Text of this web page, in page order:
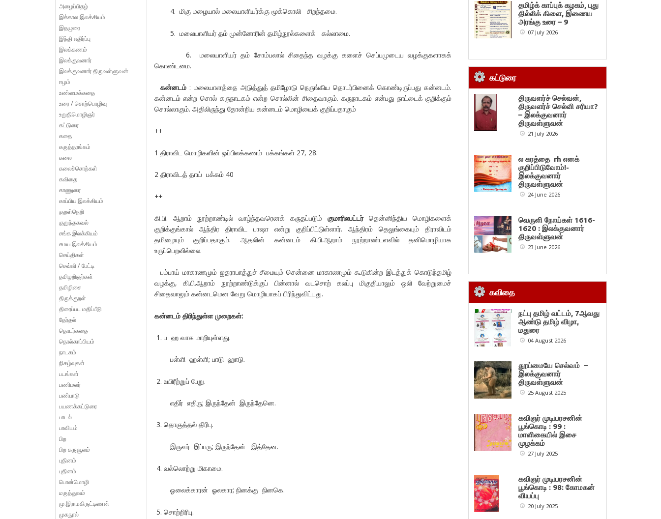
4. மிகு மழையால் மலையாளியர்க்கு மூக்கொலி சிறந்தமை.
5. மலையாளியர் தம் முன்னோரின் தமிழ்நூல்களைக் கல்லாமை.
6. மலையாளியர் தம் சோம்பலால் சிதைந்த வழக்கு களைச் செப்பமுடைய வழக்குகளாகக்
கொண்டமை.
கன்னடம்: மலையாளத்தை அடுத்துத் தமிழோடு நெருங்கிய தொடர்பினைக் கொண்டிருப்பது கன்னடம்.
கன்னடம் என்ற சொல் கருநாடகம் என்ற சொல்லின் சிதைவாகும். கருநாடகம் என்பது நாட்டைக் குறிக்கும்
சொல்லாகும். அதிலிருந்து தோன்றிய கன்னடம் மொழியைக் குறிப்பதாகும்
++
1 திராவிட மொழிகளின் ஒப்பிலக்கணம் பக்கங்கள் 27, 28.
2 திராவிடத் தாய் பக்கம் 40
++
கி.பி. ஆறாம் நூற்றாண்டில் வாழ்ந்தவரெனக் கருதப்படும்குமாரிலபட்டர்தென்னிந்திய மொழிகளைக்
குறிக்குங்கால் ஆந்திர திராவிட பாஷா என்று குறிப்பிட்டுள்ளார். ஆந்திரம் தெலுங்கையும் திராவிடம்
தமிழையும் குறிப்பதாகும். ஆதலின் கன்னடம் கி.பி.ஆறாம் நூற்றாண்டளவில் தனிமொழியாக
உருப்பெறவில்லை.
பம்பாய் மாகாணமும் ஐதராபாத்துச் சீமையும் சென்னை மாகாணமும் கூடுகின்ற இடத்துக் கொடுந்தமிழ்
வழக்கு, கி.பி.ஆறாம் நூற்றாண்டுக்குப் பின்னால் வடசொற் கலப்பு மிகுதியாலும் ஒலி வேற்றுமைச்
சிதைவாலும் கன்னடமென வேறு மொழியாகப் பிரிந்துவிட்டது.
கன்னடம் திரிந்துள்ள முறைகள்:
1. ப ஹ வாக மாறியுள்ளது.
பள்ளி ஹள்ளி; பாடு ஹாடு.
2. உயிரீற்றுப் பேறு.
எதிர் எதிரு; இருந்தேன் இருந்தேனெ.
3. தொகுத்தல் திரிபு.
இருவர் இப்பரு; இருந்தேன் இத்தேன.
4. வல்லொற்று மிகாமை.
ஓலைக்காரன் ஓலகார; நினக்கு நினகெ.
5. சொற்றிரிபு.
அழைப்பிதழ்
இக்கால இலக்கியம்
இதழுரை
இந்தி எதிர்ப்பு
இலக்கணம்
இலக்குவனார்
இலக்குவனார் திருவள்ளுவன்
ஈழம்
உண்மைக்கதை
உரை / சொற்பொழிவு
உறுதிமொழிஞர்
கட்டுரை
கதை
கருத்தரங்கம்
கலை
கலைச்சொற்கள்
கவிதை
காணுரை
காப்பிய இலக்கியம்
குறள்நெறி
குறுந்தகவல்
சங்க இலக்கியம்
சமய இலக்கியம்
செய்திகள்
செவ்வி / பேட்டி
தமிழறிஞர்கள்
தமிழிசை
திருக்குறள்
திரைப்பட மதிப்பீடு
தேர்தல்
தொடர்கதை
தொல்காப்பியம்
நாடகம்
நிகழ்வுகள்
படங்கள்
பணிமலர்
பண்பாடு
பயணக்கட்டுரை
பாடல்
பாவியம்
பிற
பிற கருவூலம்
புதினம்
புதினம்
பொன்மொழி
மருத்துவம்
மு.இராமகிருட்டிணன்
முகநூல்
தமிழ்க் காப்புக் கழகம், புது
தில்லிக் கிளை, இணைய
அரங்கு உரை – 9
07 July 2026
கட்டுரை
திருவளர்ச் செல்வன்,
திருவளர்ச் செல்வி சரியா?
– இலக்குவனார்
திருவள்ளுவன்
21 July 2026
ல கரத்தை rh எனக்
குறிப்பிடுவோம்!-
இலக்குவனார்
திருவள்ளுவன்
24 June 2026
வெருளி நோய்கள் 1616-
1620 : இலக்குவனார்
திருவள்ளுவன்
23 June 2026
கவிதை
நட்பு தமிழ் வட்டம், 7ஆவது
ஆண்டு தமிழ் விழா,
மதுரை
04 August 2026
தூய்மையே செல்வம் –
இலக்குவனார்
திருவள்ளுவன்
25 August 2025
கவிஞர் முடியரசனின்
பூங்கொடி : 99 :
மாளிகையில் இசை
முழக்கம்
27 July 2025
கவிஞர் முடியரசனின்
பூங்கொடி : 98: கோமகன்
வியப்பு
20 July 2025